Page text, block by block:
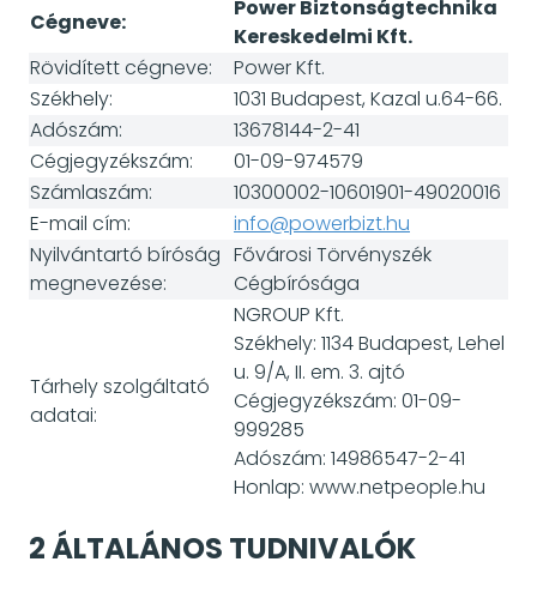
Cégneve:
Power Biztonságtechnika
Kereskedelmi Kft.
Rövidített cégneve:
Power Kft.
Székhely:
1031 Budapest, Kazal u.64-66.
Adószám:
13678144-2-41
Cégjegyzékszám:
01-09-974579
Számlaszám:
10300002-10601901-49020016
E-mail cím:
info@powerbizt.hu
Nyilvántartó bíróság
megnevezése:
Fővárosi Törvényszék
Cégbírósága
Tárhely szolgáltató
adatai:
NGROUP Kft.
Székhely: 1134 Budapest, Lehel
u. 9/A, II. em. 3. ajtó
Cégjegyzékszám: 01-09-
999285
Adószám: 14986547-2-41
Honlap: www.netpeople.hu
2 ÁLTALÁNOS TUDNIVALÓK